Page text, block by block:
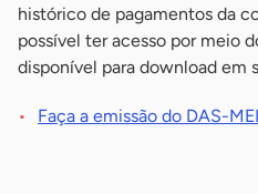
histórico de pagamentos da
possível ter acesso por meio
disponível para download em
Faça a emissão do DAS-MEI